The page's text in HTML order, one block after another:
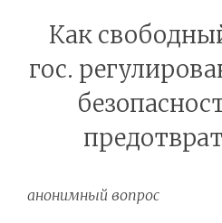
Как
гос.
анонимный вопрос